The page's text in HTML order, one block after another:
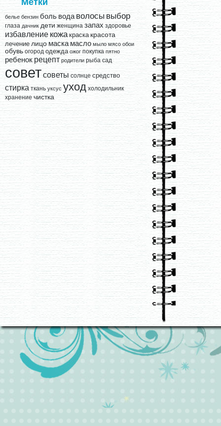
Метки
белье бензин боль вода волосы выбор
глаза дачник дети женщина запах здоровье
избавление кожа краска красота
лечение лицо маска масло мыло мясо обои
обувь огород одежда ожог покупка пятно
ребенок рецепт родители рыба сад
советсоветы солнце средство
стирка ткань уксус уход холодильник
хранение чистка